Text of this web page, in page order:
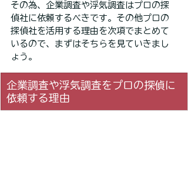
その為、企業調査や浮気調査はプロの探
偵社に依頼するべきです。その他プロの
探偵社を活用する理由を次項でまとめて
いるので、まずはそちらを見ていきまし
ょう。
企業調査や浮気調査をプロの探偵に
依頼する理由